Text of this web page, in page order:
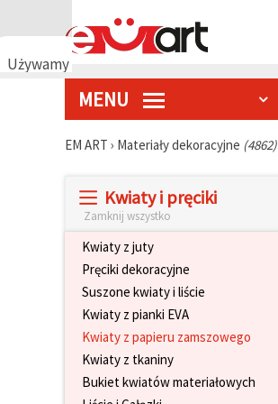
Używamy
MENU
EM ART › Materiały dekoracyjne (4862)
Kwiaty i pręciki
Zamknij wszystko
Kwiaty z juty
Pręciki dekoracyjne
Suszone kwiaty i liście
Kwiaty z pianki EVA
Kwiaty z papieru zamszowego
Kwiaty z tkaniny
Bukiet kwiatów materiałowych